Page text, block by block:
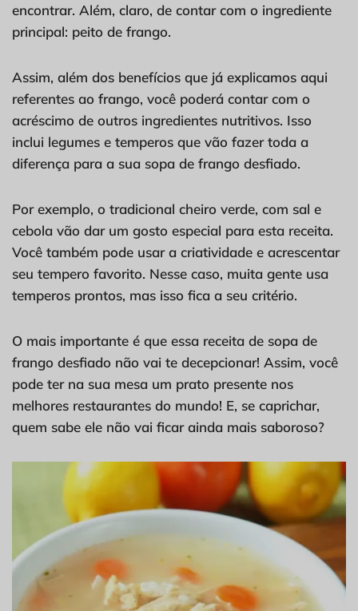
encontrar. Além, claro, de contar com o ingrediente
principal: peito de frango.
Assim, além dos benefícios que já explicamos aqui
referentes ao frango, você poderá contar com o
acréscimo de outros ingredientes nutritivos. Isso
inclui legumes e temperos que vão fazer toda a
diferença para a sua sopa de frango desfiado.
Por exemplo, o tradicional cheiro verde, com sal e
cebola vão dar um gosto especial para esta receita.
Você também pode usar a criatividade e acrescentar
seu tempero favorito. Nesse caso, muita gente usa
temperos prontos, mas isso fica a seu critério.
O mais importante é que essa receita de sopa de
frango desfiado não vai te decepcionar! Assim, você
pode ter na sua mesa um prato presente nos
melhores restaurantes do mundo! E, se caprichar,
quem sabe ele não vai ficar ainda mais saboroso?